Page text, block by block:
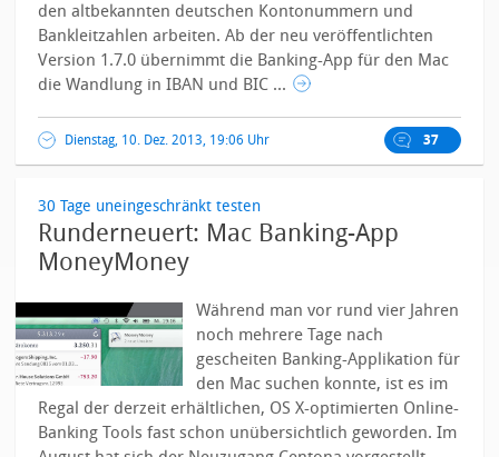
den altbekannten deutschen Kontonummern und
Bankleitzahlen arbeiten. Ab der neu veröffentlichten
Version 1.7.0 übernimmt die Banking-App für den Mac
die Wandlung in IBAN und BIC ...
Dienstag, 10. Dez. 2013, 19:06 Uhr 37
30 Tage uneingeschränkt testen
Runderneuert: Mac Banking-App
MoneyMoney
Während man vor rund vier Jahren
noch mehrere Tage nach
gescheiten Banking-Applikation für
den Mac suchen konnte, ist es im
Regal der derzeit erhältlichen, OS X-optimierten Online-
Banking Tools fast schon unübersichtlich geworden. Im